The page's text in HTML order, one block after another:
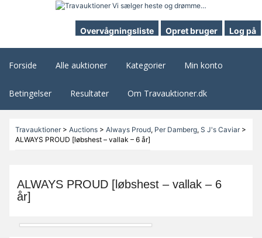
Overvågningsliste Opret bruger Log på
Forside Alle auktioner Kategorier Min konto
Betingelser Resultater Om Travauktioner.dk
Travauktioner> Auctions> Always Proud, Per Damberg, S J's Caviar>
ALWAYS PROUD [løbshest – vallak – 6 år]
ALWAYS PROUD [løbshest – vallak – 6
år]